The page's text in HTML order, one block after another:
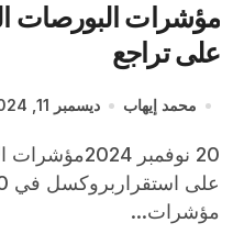
مؤشرات البورصات
على تراجع
محمد إيهاب ديسمبر 11, 2024
20 نوفمبر 2024مؤشرات الأسهم الأوروبية تغلق تعاملاتها
مؤشرات...